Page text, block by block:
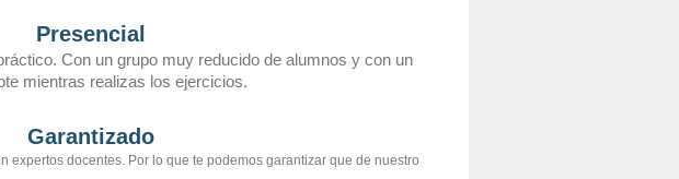
Presencial
Con un grupo muy reducido de alumnos y con un
mientras realizas los ejercicios.
Garantizado
expertos docentes. Por lo que te podemos garantizar que de nuestro